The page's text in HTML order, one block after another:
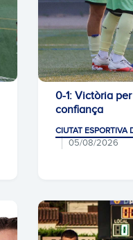
0-1: Victòria
confiança
CIUTAT ESPORTIVA
05/08/2026